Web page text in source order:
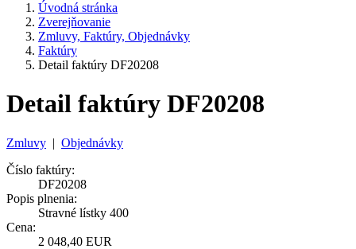
Úvodná stránka
Zverejňovanie
Zmluvy, Faktúry, Objednávky
Faktúry
Detail faktúry DF20208
Detail faktúry DF20208
Zmluvy | Objednávky
Číslo faktúry:
DF20208
Popis plnenia:
Stravné lístky 400
Cena:
2 048,40 EUR